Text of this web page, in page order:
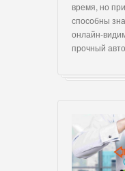
время, но
способны
онлайн-
прочный